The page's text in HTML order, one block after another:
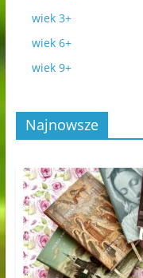
wiek 3+
wiek 6+
wiek 9+
Najnowsze